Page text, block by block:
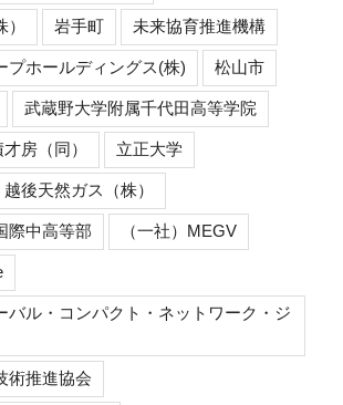
岩手町 未来協育推進機構
プホールディングス(株) 松山市
武蔵野大学附属千代田高等学院
房（同） 立正大学
越後天然ガス（株）
際中高等部 （一社）MEGV
バル・コンパクト・ネットワーク・ジ
術推進協会